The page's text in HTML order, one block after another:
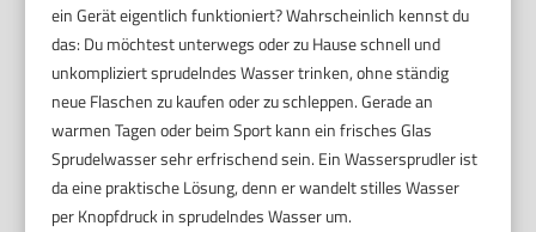
ein Gerät eigentlich funktioniert? Wahrscheinlich kennst du
das: Du möchtest unterwegs oder zu Hause schnell und
unkompliziert sprudelndes Wasser trinken, ohne ständig
neue Flaschen zu kaufen oder zu schleppen. Gerade an
warmen Tagen oder beim Sport kann ein frisches Glas
Sprudelwasser sehr erfrischend sein. Ein Wassersprudler ist
da eine praktische Lösung, denn er wandelt stilles Wasser
per Knopfdruck in sprudelndes Wasser um.